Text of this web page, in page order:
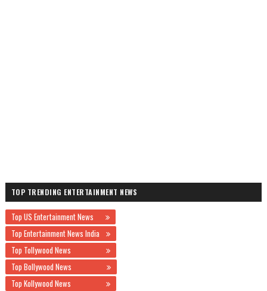
TOP TRENDING ENTERTAINMENT NEWS
Top US Entertainment News
Top Entertainment News India
Top Tollywood News
Top Bollywood News
Top Kollywood News